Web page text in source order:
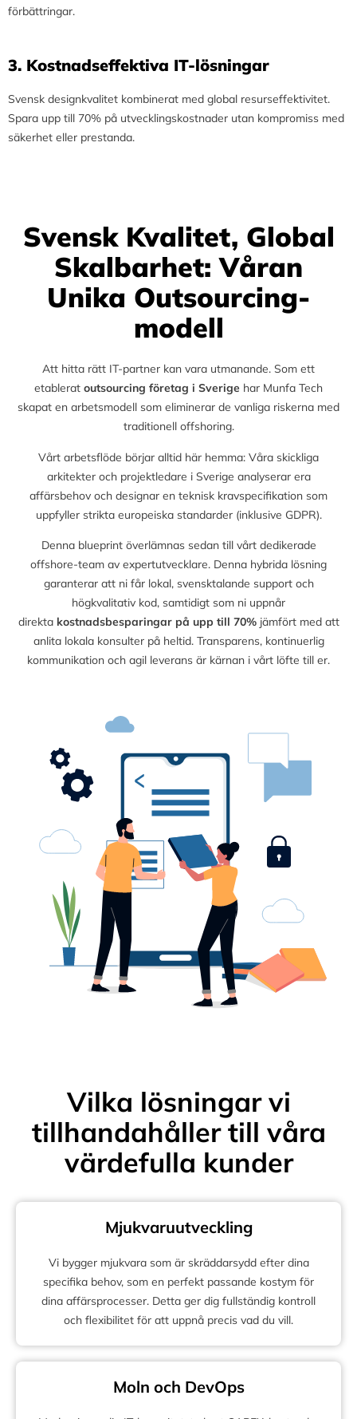
förbättringar.
3.⁠ ⁠Kostnadseffektiva IT-lösningar
Svensk designkvalitet kombinerat med global resurseffektivitet.
Spara upp till 70% på utvecklingskostnader utan kompromiss med
säkerhet eller prestanda.
Svensk Kvalitet, Global
Skalbarhet: Våran
Unika Outsourcing-
modell
Att hitta rätt IT-partner kan vara utmanande. Som ett
etablerat outsourcing företag i Sverige har Munfa Tech
skapat en arbetsmodell som eliminerar de vanliga riskerna med
traditionell offshoring.
Vårt arbetsflöde börjar alltid här hemma: Våra skickliga
arkitekter och projektledare i Sverige analyserar era
affärsbehov och designar en teknisk kravspecifikation som
uppfyller strikta europeiska standarder (inklusive GDPR).
Denna blueprint överlämnas sedan till vårt dedikerade
offshore-team av expertutvecklare. Denna hybrida lösning
garanterar att ni får lokal, svensktalande support och
högkvalitativ kod, samtidigt som ni uppnår
direkta kostnadsbesparingar på upp till 70%jämfört med att
anlita lokala konsulter på heltid. Transparens, kontinuerlig
kommunikation och agil leverans är kärnan i vårt löfte till er.
Vilka lösningar vi
tillhandahåller till våra
värdefulla kunder
Mjukvaruutveckling
Vi bygger mjukvara som är skräddarsydd efter dina
specifika behov, som en perfekt passande kostym för
dina affärsprocesser. Detta ger dig fullständig kontroll
och flexibilitet för att uppnå precis vad du vill.
Moln och DevOps